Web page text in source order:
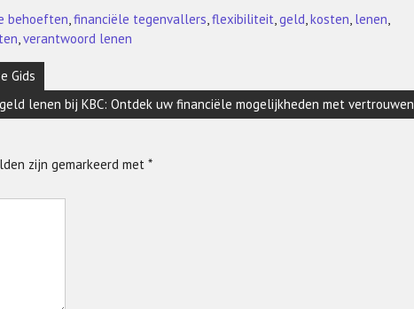
behoeften,financiële tegenvallers,flexibiliteit,geld,kosten, lenen,
,verantwoord lenen
Gids
lenen bij KBC: Ontdek uw financiële mogelijkheden met vertrouwen
zijn gemarkeerd met *